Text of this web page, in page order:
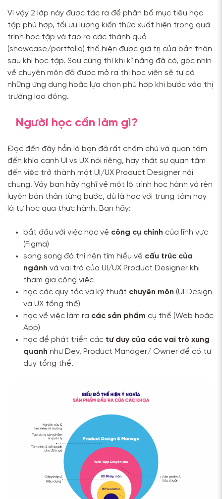
Vì vậy 2 lớp này được tác ra để phân bổ mục tiêu học
tập phù hợp, tối ưu lượng kiến thức xuất hiện trong quá
trình học tập và tạo ra các thành quả
(showcase/portfolio) thể hiện được giá trị của bản thân
sau khi học tập. Sau cùng thì khi kĩ năng đã có, góc nhìn
về chuyên môn đã được mở ra thì học viên sẽ tự có
những ứng dụng hoặc lựa chọn phù hợp khi bước vào thị
trường lao động.
Người học cần làm gì?
Đọc đến đây hẳn là bạn đã rất chăm chú và quan tâm
đến khía cạnh UI vs UX nói riêng, hay thật sự quan tâm
đến việc trở thành một UI/UX Product Designer nói
chung. Vậy bạn hãy nghĩ về một lộ trình học hành và rèn
luyện bản thân từng bước, dù là học với trung tâm hay
là tự học qua thực hành. Bạn hãy:
bắt đầu với việc học về công cụ chính của lĩnh vực
(Figma)
song song đó thì nên tìm hiểu về cấu trúc của
ngành và vai trò của UI/UX Product Designer khi
tham gia công việc
học các quy tắc và kỹ thuật chuyên môn (UI Design
và UX tổng thể)
học về việc làm ra các sản phẩm cụ thể (Web hoặc
App)
học để phát triển các tư duy của các vai trò xung
quanh như Dev, Product Manager/ Owner để có tư
duy tổng thể.